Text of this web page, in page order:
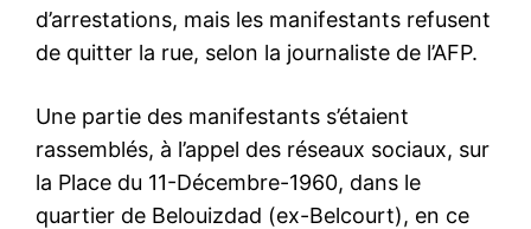
d’arrestations, mais les manifestants refusent
de quitter la rue, selon la journaliste de l’AFP.
Une partie des manifestants s’étaient
rassemblés, à l’appel des réseaux sociaux, sur
la Place du 11-Décembre-1960, dans le
quartier de Belouizdad (ex-Belcourt), en ce